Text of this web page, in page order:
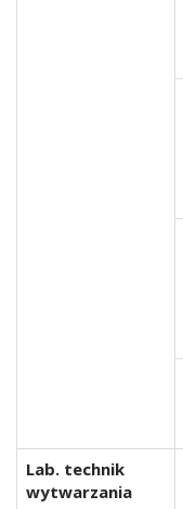
Lab. technik
wytwarzania